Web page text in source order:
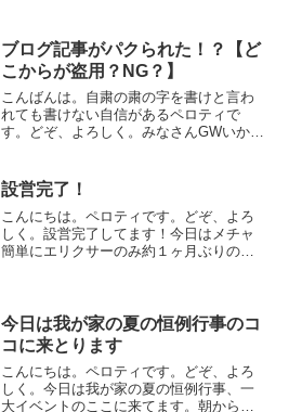
して！！（どーでもいい...
ブログ記事がパクられた！？【ど
こからが盗用？NG？】
こんばんは。自粛の粛の字を書けと言わ
れても書けない自信があるペロティで
す。どぞ、よろしく。みなさんGWいかが
HOMEしてますよ。たまたまお花見がで
きるキャンプ場紹...
設営完了！
こんにちは。ペロティです。どぞ、よろ
しく。設営完了してます！今日はメチャ
簡単にエリクサーのみ約１ヶ月ぶりのキ
今日は我が家の夏の恒例行事のコ
コに来とります
こんにちは。ペロティです。どぞ、よろ
しく。今日は我が家の夏の恒例行事、一
大イベントのここに来てます。朝からす